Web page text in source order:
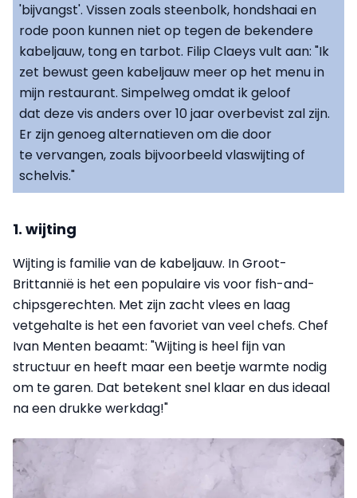
'bijvangst'. Vissen zoals steenbolk, hondshaai en
rode poon kunnen niet op tegen de bekendere
kabeljauw, tong en tarbot. Filip Claeys vult aan: "Ik
zet bewust geen kabeljauw meer op het menu in
mijn restaurant. Simpelweg omdat ik geloof
dat deze vis anders over 10 jaar overbevist zal zijn.
Er zijn genoeg alternatieven om die door
te vervangen, zoals bijvoorbeeld vlaswijting of
schelvis."
1. wijting
Wijting is familie van de kabeljauw. In Groot-
Brittannië is het een populaire vis voor fish-and-
chipsgerechten. Met zijn zacht vlees en laag
vetgehalte is het een favoriet van veel chefs. Chef
Ivan Menten beaamt: "Wijting is heel fijn van
structuur en heeft maar een beetje warmte nodig
om te garen. Dat betekent snel klaar en dus ideaal
na een drukke werkdag!"